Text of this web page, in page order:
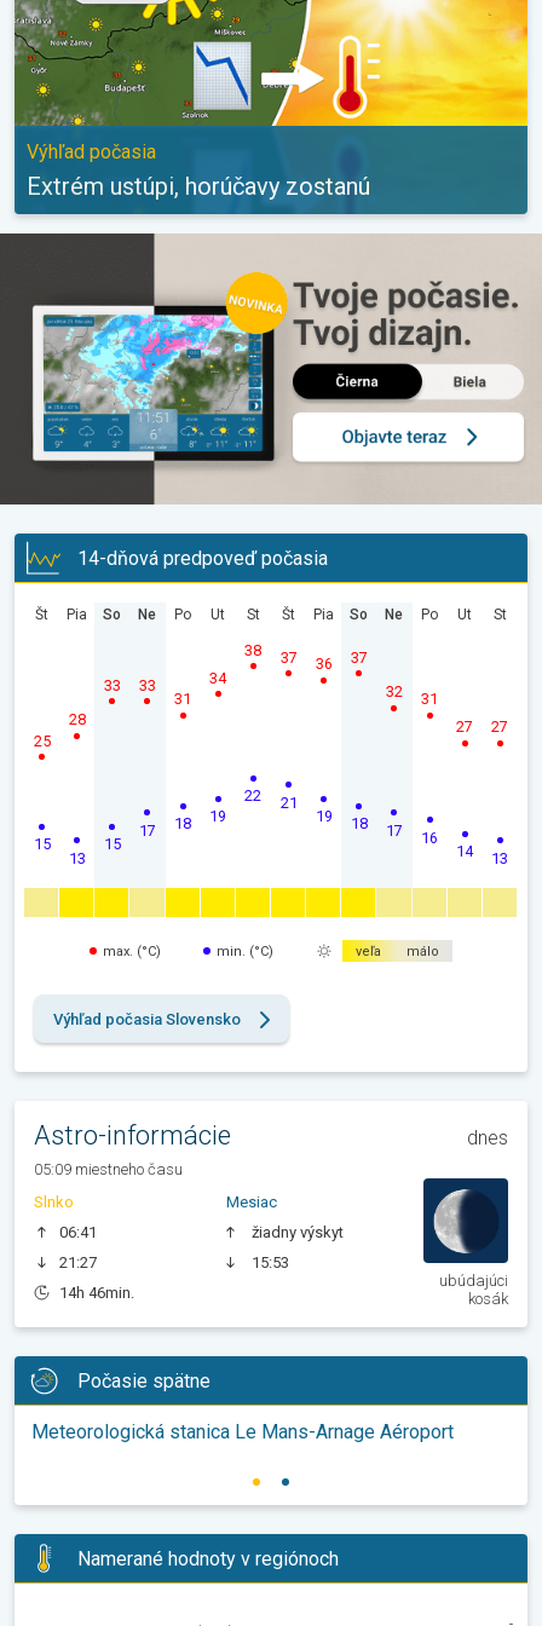
Výhľad počasia
Extrém ustúpi, horúčavy zostanú
14-dňová predpoveď počasia
Št
15
25
Pia
13
28
So
15
33
Ne
17
33
Po
18
31
Ut
19
34
St
22
38
Št
21
37
Pia
19
36
So
18
37
Ne
17
32
Po
16
31
Ut
14
27
St
13
27
max. (°C) min. (°C) veľa málo
Výhľad počasia Slovensko
Astro-informácie dnes
05:09 miestneho času
Slnko
06:41
21:27
14h 46min.
Mesiac
žiadny výskyt
15:53
ubúdajúci
kosák
Počasie spätne
Meteorologická stanica Le Mans-Arnage Aéroport
Namerané hodnoty v regiónoch